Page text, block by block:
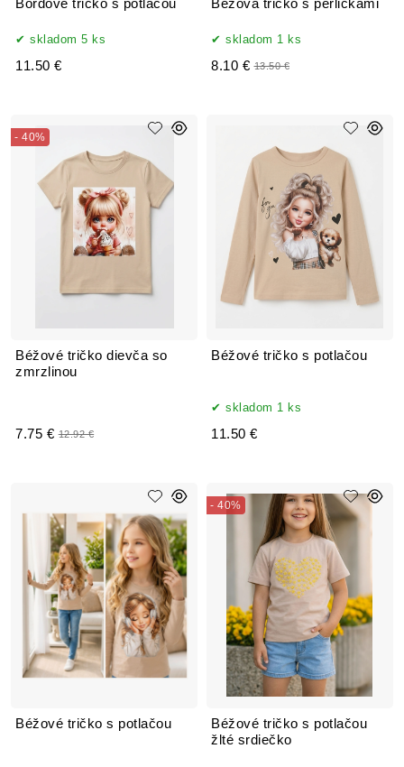
Bordové tričko s potlačou
skladom 5 ks
11.50 €
Béžová tričko s perličkami
skladom 1 ks
8.10 € 13.50 €
Béžové tričko dievča so
zmrzlinou
- 40%
7.75 € 12.92 €
Béžové tričko s potlačou
skladom 1 ks
11.50 €
Béžové tričko s potlačou
Béžové tričko s potlačou
žlté srdiečko
- 40%